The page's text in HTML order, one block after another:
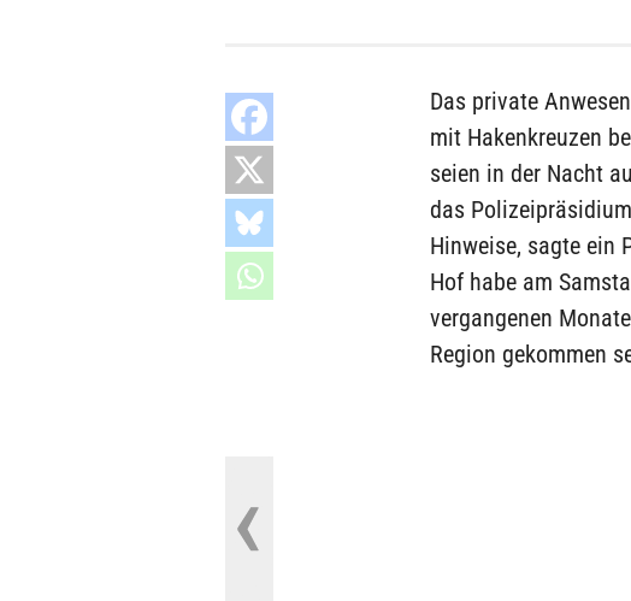
Das private
mit Hakenkreuzen
seien in der Nacht
das
Hinweise, sagte ein
Hof habe am
vergangenen
Region gekommen